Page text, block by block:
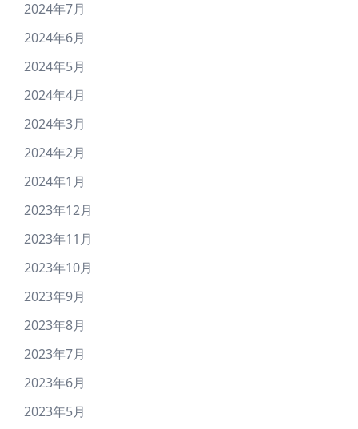
2024年7月
2024年6月
2024年5月
2024年4月
2024年3月
2024年2月
2024年1月
2023年12月
2023年11月
2023年10月
2023年9月
2023年8月
2023年7月
2023年6月
2023年5月